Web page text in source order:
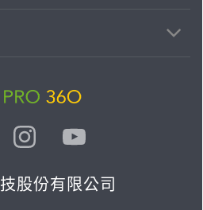
股份有限公司